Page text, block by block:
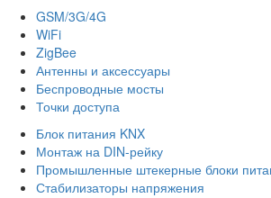
GSM/3G/4G
WiFi
ZigBee
Антенны и аксессуары
Беспроводные мосты
Точки доступа
Блок питания KNX
Монтаж на DIN-рейку
Промышленные штекерные блоки
Стабилизаторы напряжения